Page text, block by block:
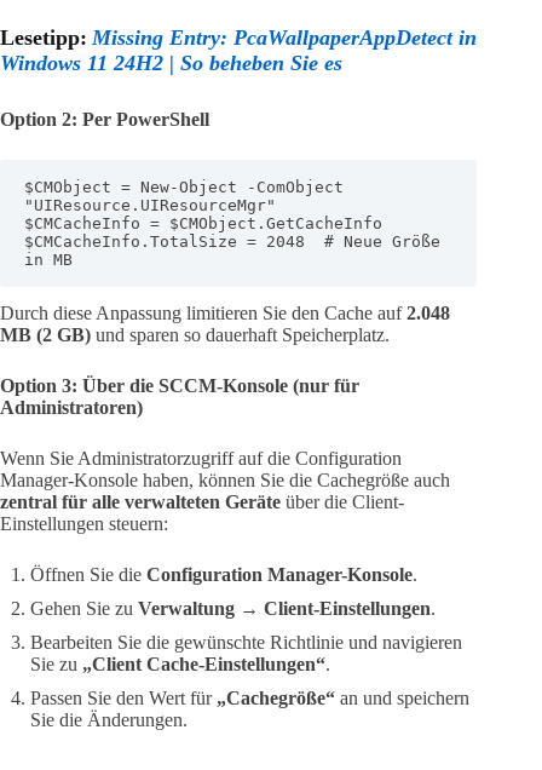
Lesetipp: Missing Entry: PcaWallpaperAppDetect in
Windows 11 24H2 | So beheben Sie es
Option 2: Per PowerShell
$CMObject = New-Object -ComObject
"UIResource.UIResourceMgr"
$CMCacheInfo = $CMObject.GetCacheInfo
$CMCacheInfo.TotalSize = 2048  # Neue Größe
in MB
Durch diese Anpassung limitieren Sie den Cache auf2.048
MB (2 GB) und sparen so dauerhaft Speicherplatz.
Option 3: Über die SCCM-Konsole (nur für
Administratoren)
Wenn Sie Administratorzugriff auf die Configuration
Manager-Konsole haben, können Sie die Cachegröße auch
zentral für alle verwalteten Geräte über die Client-
Einstellungen steuern:
Öffnen Sie die Configuration Manager-Konsole.
Gehen Sie zu Verwaltung → Client-Einstellungen.
Bearbeiten Sie die gewünschte Richtlinie und navigieren
Sie zu „Client Cache-Einstellungen“.
Passen Sie den Wert für „Cachegröße“ an und speichern
Sie die Änderungen.